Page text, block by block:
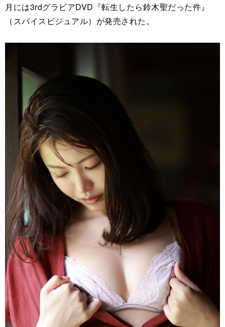
月には3rdグラビアDVD『転生したら鈴木聖だった件』
（スパイスビジュアル）が発売された。